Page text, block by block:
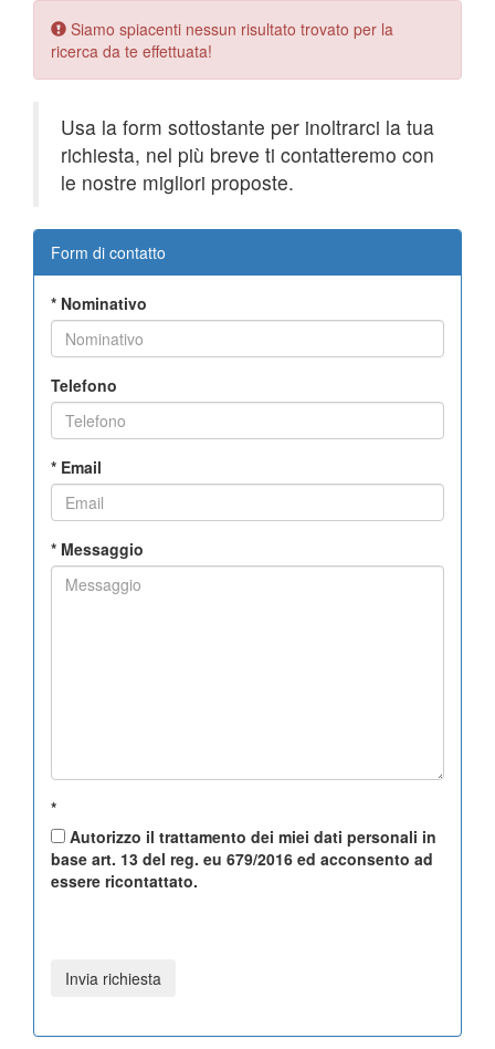
Error:
Siamo spiacenti nessun risultato trovato per la
ricerca da te effettuata!
Usa la form sottostante per inoltrarci la tua
richiesta, nel più breve ti contatteremo con
le nostre migliori proposte.
Form di contatto
* Nominativo
Telefono
* Email
* Messaggio
*
Autorizzo il trattamento dei miei dati personali in
base art. 13 del reg. eu 679/2016 ed acconsento ad
essere ricontattato.